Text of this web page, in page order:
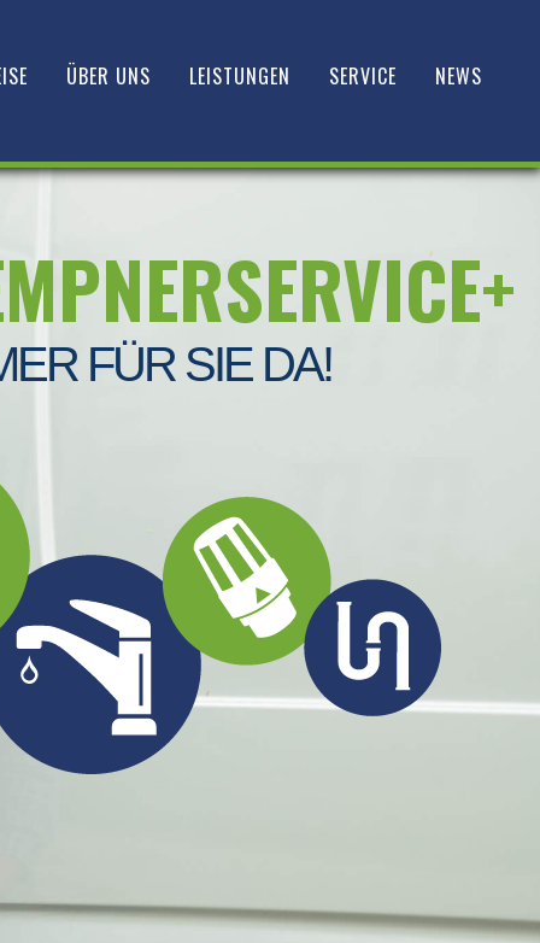
ÜBER UNS LEISTUNGEN SERVICE NEWS
FÜR SIE DA!